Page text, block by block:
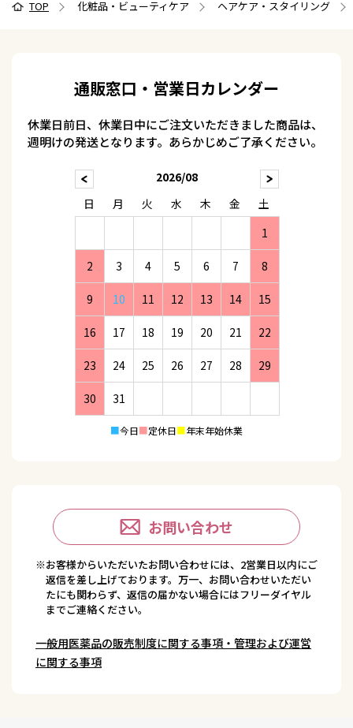
TOP 化粧品・ビューティケア ヘアケア・スタイリング
通販窓口・営業日カレンダー
休業日前日、休業日中にご注文いただきました商品は、
週明けの発送となります。あらかじめご了承ください。
2026/08
日
月 火 水 木 金
土
1
2 3 4 5 6 7 8
9 10 11 12 13 14 15
16 17 18 19 20 21 22
23 24 25 26 27 28 29
30 31
■今日■定休日■年末年始休業
お問い合わせ
※お客様からいただいたお問い合わせには、2営業日以内にご
返信を差し上げております。万一、お問い合わせいただい
たにも関わらず、返信の届かない場合にはフリーダイヤル
までご連絡ください。
一般用医薬品の販売制度に関する事項・管理および運営
に関する事項